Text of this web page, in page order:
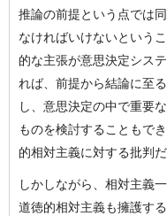
推論の前提という点では
なければいけないという
的な主張が意思決定シス
れば、前提から結論に至
し、意思決定の中で重要
ものを検討することもで
的相対主義に対する批判
しかしながら、相対主義
道徳的相対主義も擁護す